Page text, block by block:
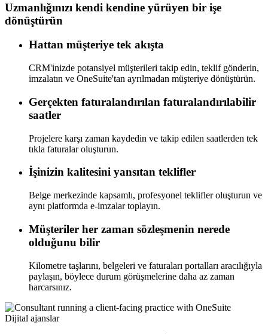
Uzmanlığınızı kendi kendine yürüyen bir işe
dönüştürün
Hattan müşteriye tek akışta
CRM'inizde potansiyel müşterileri takip edin, teklif gönderin,
imzalatın ve OneSuite'tan ayrılmadan müşteriye dönüştürün.
Gerçekten faturalandırılan faturalandırılabilir
saatler
Projelere karşı zaman kaydedin ve takip edilen saatlerden tek
tıkla faturalar oluşturun.
İşinizin kalitesini yansıtan teklifler
Belge merkezinde kapsamlı, profesyonel teklifler oluşturun ve
aynı platformda e-imzalar toplayın.
Müşteriler her zaman sözleşmenin nerede
olduğunu bilir
Kilometre taşlarını, belgeleri ve faturaları portalları aracılığıyla
paylaşın, böylece durum görüşmelerine daha az zaman
harcarsınız.
Dijital ajanslar